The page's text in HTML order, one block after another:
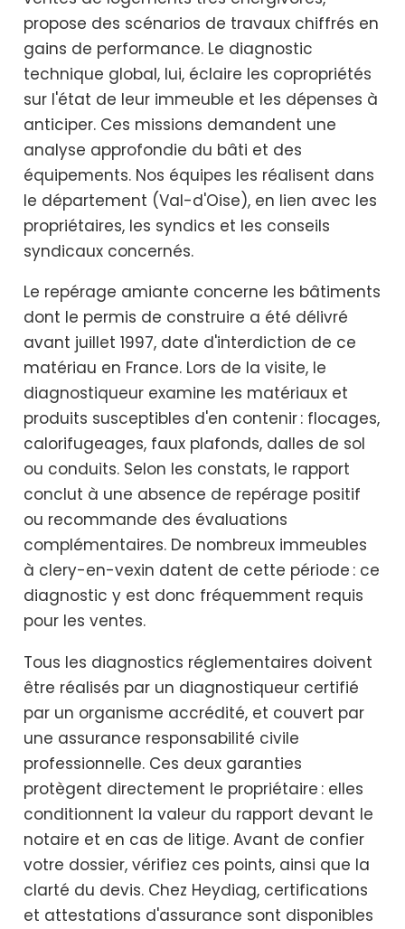
propose des scénarios de travaux chiffrés en
gains de performance. Le diagnostic
technique global, lui, éclaire les copropriétés
sur l'état de leur immeuble et les dépenses à
anticiper. Ces missions demandent une
analyse approfondie du bâti et des
équipements. Nos équipes les réalisent dans
le département (Val-d'Oise), en lien avec les
propriétaires, les syndics et les conseils
syndicaux concernés.
Le repérage amiante concerne les bâtiments
dont le permis de construire a été délivré
avant juillet 1997, date d'interdiction de ce
matériau en France. Lors de la visite, le
diagnostiqueur examine les matériaux et
produits susceptibles d'en contenir : flocages,
calorifugeages, faux plafonds, dalles de sol
ou conduits. Selon les constats, le rapport
conclut à une absence de repérage positif
ou recommande des évaluations
complémentaires. De nombreux immeubles
à clery-en-vexin datent de cette période : ce
diagnostic y est donc fréquemment requis
pour les ventes.
Tous les diagnostics réglementaires doivent
être réalisés par un diagnostiqueur certifié
par un organisme accrédité, et couvert par
une assurance responsabilité civile
professionnelle. Ces deux garanties
protègent directement le propriétaire : elles
conditionnent la valeur du rapport devant le
notaire et en cas de litige. Avant de confier
votre dossier, vérifiez ces points, ainsi que la
clarté du devis. Chez Heydiag, certifications
et attestations d'assurance sont disponibles